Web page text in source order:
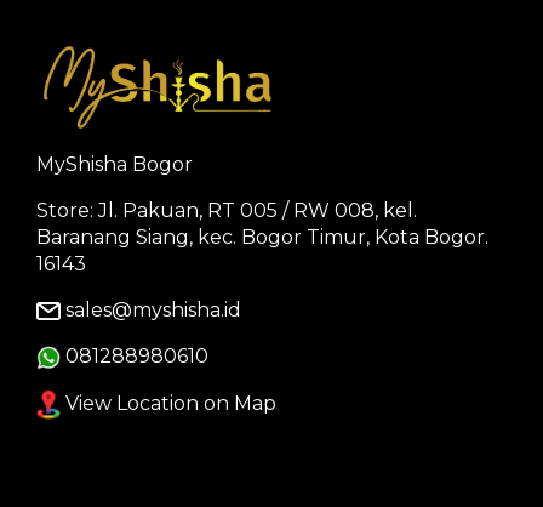
MyShisha Bogor
Store: Jl. Pakuan, RT 005 / RW 008, kel.
Baranang Siang, kec. Bogor Timur, Kota Bogor.
16143
sales@myshisha.id
081288980610
View Location on Map